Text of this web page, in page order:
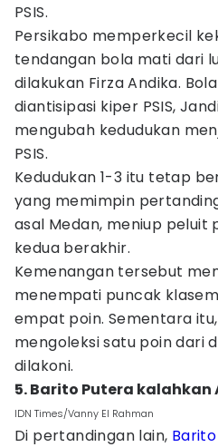
PSIS.
Persikabo memperkecil
tendangan bola mati dari
dilakukan Firza Andika.
diantisipasi kiper PSIS,
mengubah kedudukan
PSIS.
Kedudukan 1-3 itu tetap
yang memimpin
asal Medan, meniup
kedua berakhir.
Kemenangan tersebut
menempati puncak
empat poin. Sementara
mengoleksi satu poin dari
dilakoni.
5. Barito Putera kalahkan
IDN Times/Vanny El Rahman
Di pertandingan lain,